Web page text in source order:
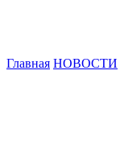
Главная НОВОСТИ